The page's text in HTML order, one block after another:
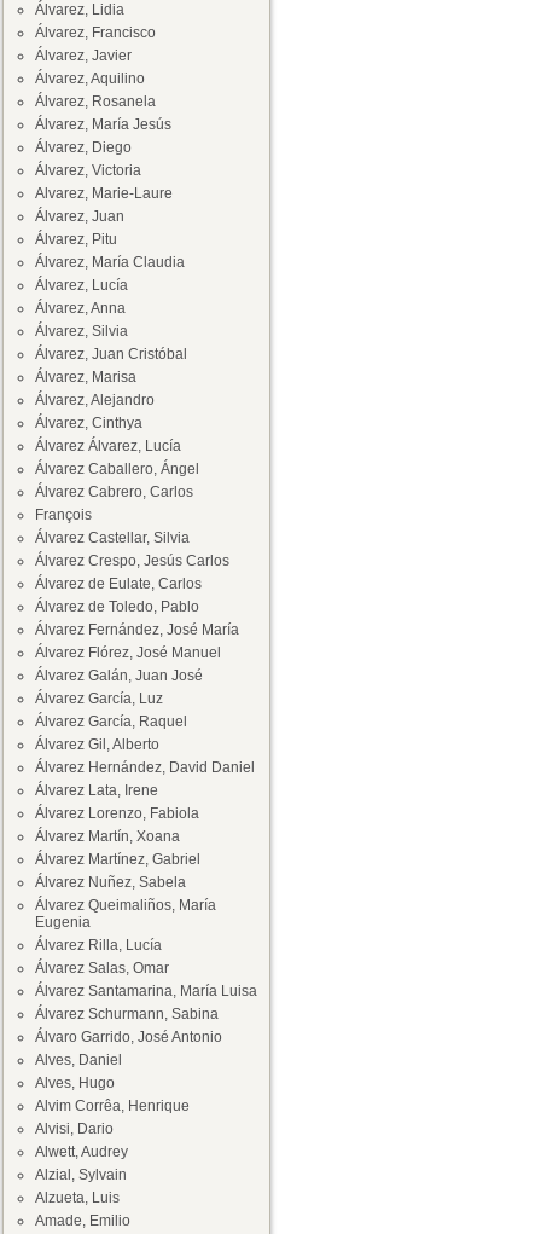
Álvarez, Lidia
Álvarez, Francisco
Álvarez, Javier
Álvarez, Aquilino
Álvarez, Rosanela
Álvarez, María Jesús
Álvarez, Diego
Álvarez, Victoria
Alvarez, Marie-Laure
Álvarez, Juan
Álvarez, Pitu
Álvarez, María Claudia
Álvarez, Lucía
Álvarez, Anna
Álvarez, Silvia
Álvarez, Juan Cristóbal
Álvarez, Marisa
Álvarez, Alejandro
Álvarez, Cinthya
Álvarez Álvarez, Lucía
Álvarez Caballero, Ángel
Álvarez Cabrero, Carlos
François
Álvarez Castellar, Silvia
Álvarez Crespo, Jesús Carlos
Álvarez de Eulate, Carlos
Álvarez de Toledo, Pablo
Álvarez Fernández, José María
Álvarez Flórez, José Manuel
Álvarez Galán, Juan José
Álvarez García, Luz
Álvarez García, Raquel
Álvarez Gil, Alberto
Álvarez Hernández, David Daniel
Álvarez Lata, Irene
Álvarez Lorenzo, Fabiola
Álvarez Martín, Xoana
Álvarez Martínez, Gabriel
Álvarez Nuñez, Sabela
Álvarez Queimaliños, María
Eugenia
Álvarez Rilla, Lucía
Álvarez Salas, Omar
Álvarez Santamarina, María Luisa
Álvarez Schurmann, Sabina
Álvaro Garrido, José Antonio
Alves, Daniel
Alves, Hugo
Alvim Corrêa, Henrique
Alvisi, Dario
Alwett, Audrey
Alzial, Sylvain
Alzueta, Luis
Amade, Emilio